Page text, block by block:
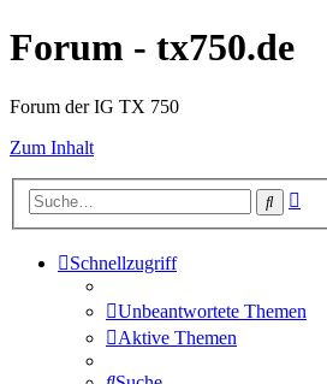
Forum - tx750.de
Forum der IG TX 750
Zum Inhalt
Suche
Schnellzugriff
Unbeantwortete Themen
Aktive Themen